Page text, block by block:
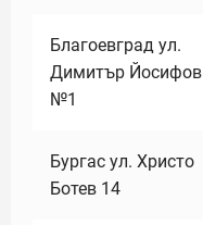
Благоевград ул.
Димитър Йосифов
№1
Бургас ул. Христо
Ботев 14